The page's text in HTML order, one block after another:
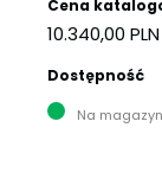
Cena
10.340,00 PLN
Dostępność
Na